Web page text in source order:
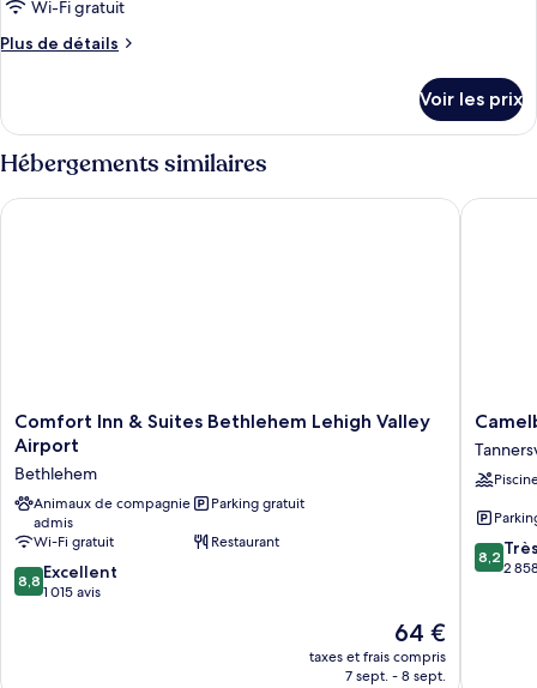
Wi-Fi gratuit
Plus de détails
Plus
le
type
de
Chambre
Voir les prix
Hébergements similaires
Comfort
Inn
Suites
Bethlehem
Lehigh
Valley
Airport
Bethlehem
Comfort Inn & Suites Bethlehem Lehigh Valley
Airport
Bethlehem
Animaux de compagnie
admis
Parking gratuit
Wi-Fi gratuit
Restaurant
8.8
sur
8,8 Excellent
1 015 avis
Le
nouveau
prix
64 €
taxes et frais compris
7 sept. - 8 sept.
Comfort Inn & Suites Bethlehem Lehigh Valley Airport
Resort
8.2
sur
8,2
2